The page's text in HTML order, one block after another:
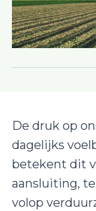
De druk op
dagelijks
betekent dit
aansluiting,
volop